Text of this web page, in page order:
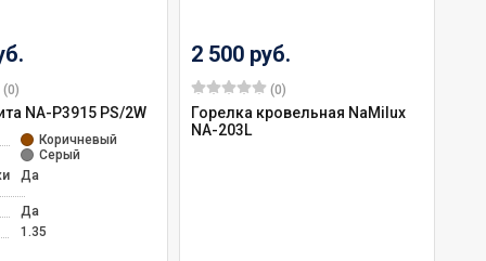
(0)
NA-P3915 PS/2W
Коричневый
Серый
Да
Да
1.35
2 500 руб.
(0)
Горелка кровельная NaMilux
NA-203L